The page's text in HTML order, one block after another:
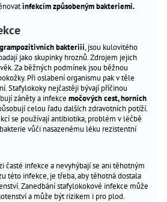
infekcím způsobeným bakteriemi.
grampozitivních bakteriií , jsou kulovitého
jako skupinky hroznů. Zdrojem jejich
Za běžných podmínek jsou běžnou
Při oslabení organismu pak v těle
Stafylokoky nejčastěji bývají příčinou
záněty a infekce močových cest, horních
celou řadu dalších zdravotních potíží.
se používají antibiotika, problém v léčbě
vůči nasazenému léku rezistentní
časté infekce a nevyhýbají se ani těhotným
této infekce, je třeba, aby těhotná dostala
Zanedbání stafylokokové infekce může
a může být rizikem i pro plod.